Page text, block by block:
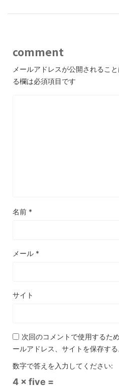
comment
メールアドレスが公開されること
る欄は必須項目です
名前 *
メール *
サイト
次回のコメントで使用するた
ールアドレス、サイトを保存する
数字で答えを入力してください:
4 × five =